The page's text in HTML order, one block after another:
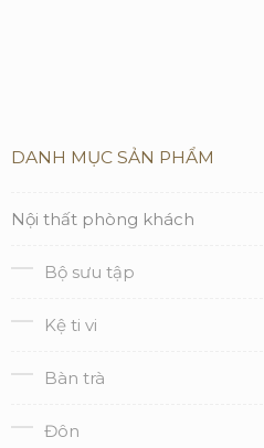
DANH MỤC SẢN PHẨM
Nội thất phòng khách
Bộ sưu tập
Kệ ti vi
Bàn trà
Đôn